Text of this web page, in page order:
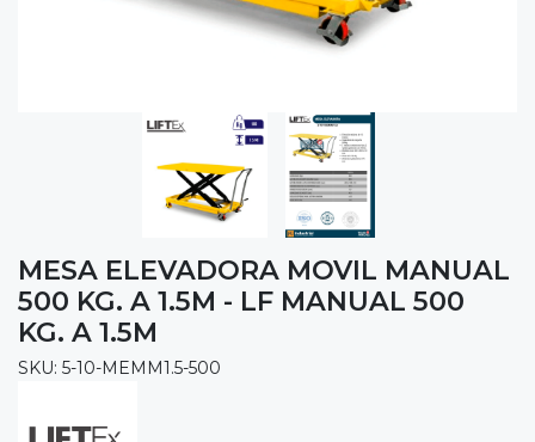
MESA ELEVADORA MOVIL MANUAL
500 KG. A 1.5M - LF MANUAL 500
KG. A 1.5M
SKU: 5-10-MEMM1.5-500